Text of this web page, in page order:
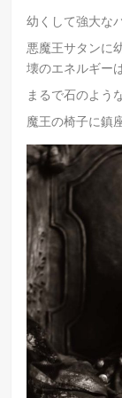
幼くして強大な
悪魔王サタンに
壊のエネルギー
まるで石のよう
魔王の椅子に鎮